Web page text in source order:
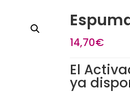
14,70€
El
ya